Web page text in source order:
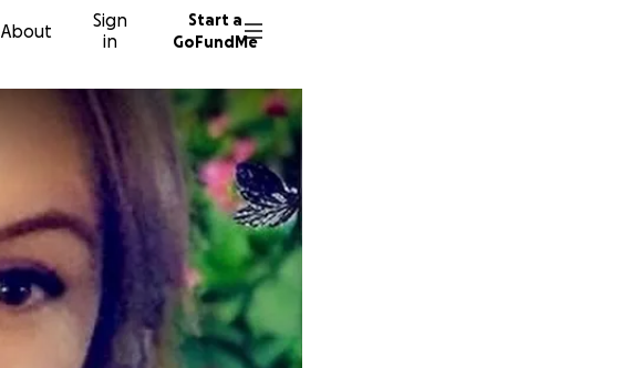
About
Sign
in
Start a
GoFundMe